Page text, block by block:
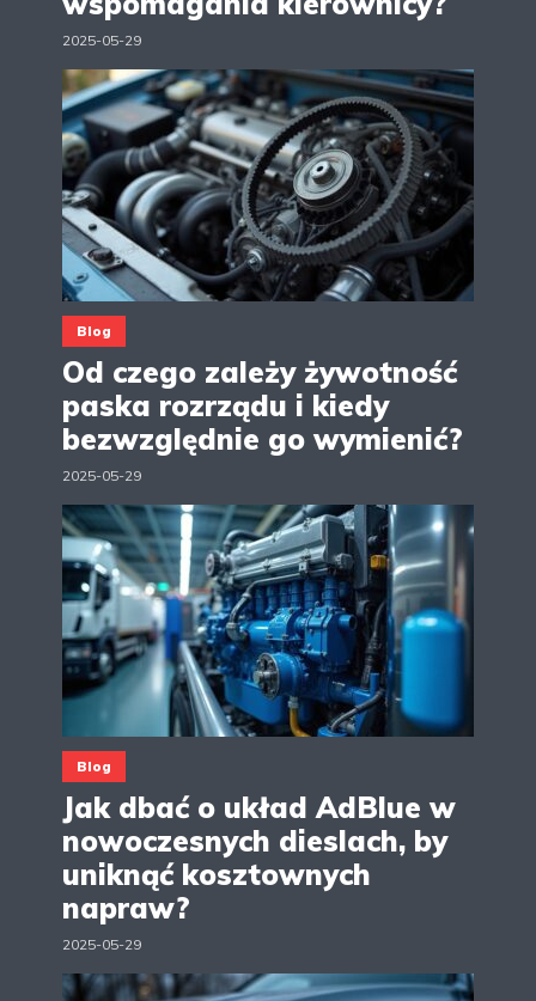
2025-05-29
Blog
Od czego zależy żywotność
paska rozrządu i kiedy
bezwzględnie go wymienić?
2025-05-29
Blog
Jak dbać o układ AdBlue w
nowoczesnych dieslach, by
uniknąć kosztownych
napraw?
2025-05-29